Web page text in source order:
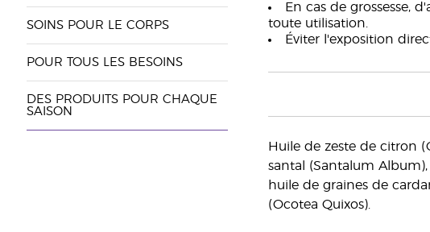
SOINS POUR LE CORPS
POUR TOUS LES BESOINS
DES PRODUITS POUR CHAQUE
SAISON
En cas de grossesse,
toute utilisation.
Éviter l'exposition
Huile de zeste de citron
santal (Santalum
huile de graines de
(Ocotea Quixos).